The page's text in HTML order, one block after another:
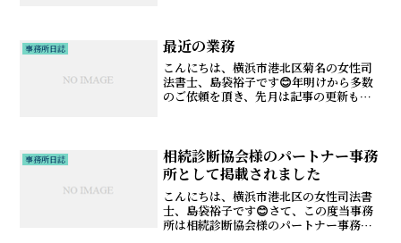
て、初めて司法書士になれ...
事務所日誌 最近の業務
こんにちは、横浜市港北区菊名の女性司
法書士、島袋裕子です😊年明けから多数
のご依頼を頂き、先月は記事の更新もま
登校なので、...
事務所日誌
相続診断協会様のパートナー事務
所として掲載されました
こんにちは、横浜市港北区の女性司法書
士、島袋裕子です😊さて、この度当事務
所は相続診断協会様のパートナー事務所